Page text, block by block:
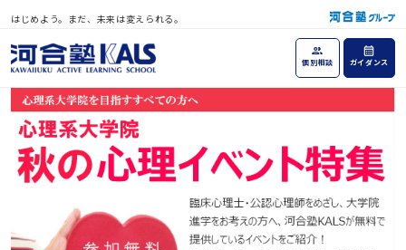
はじめよう。まだ、未来は変えられる。
個別相談 ガイダンス